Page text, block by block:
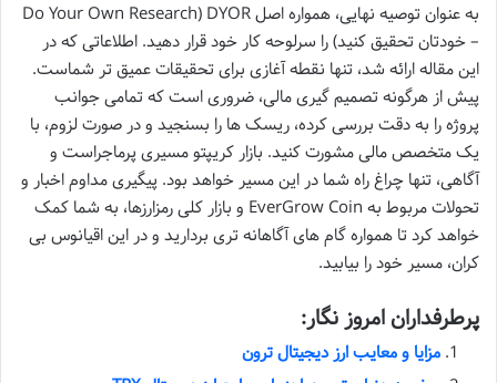
به عنوان توصیه نهایی، همواره اصل DYOR (Do Your Own Research
– خودتان تحقیق کنید) را سرلوحه کار خود قرار دهید. اطلاعاتی که در
این مقاله ارائه شد، تنها نقطه آغازی برای تحقیقات عمیق تر شماست.
پیش از هرگونه تصمیم گیری مالی، ضروری است که تمامی جوانب
پروژه را به دقت بررسی کرده، ریسک ها را بسنجید و در صورت لزوم، با
یک متخصص مالی مشورت کنید. بازار کریپتو مسیری پرماجراست و
آگاهی، تنها چراغ راه شما در این مسیر خواهد بود. پیگیری مداوم اخبار و
تحولات مربوط به EverGrow Coin و بازار کلی رمزارزها، به شما کمک
خواهد کرد تا همواره گام های آگاهانه تری بردارید و در این اقیانوس بی
کران، مسیر خود را بیابید.
پرطرفداران امروز نگار:
مزایا و معایب ارز دیجیتال ترون